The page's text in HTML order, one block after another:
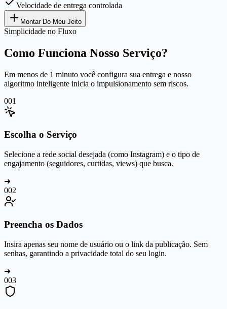
Velocidade de entrega controlada
Montar Do Meu Jeito
Simplicidade no Fluxo
Como Funciona Nosso Serviço?
Em menos de 1 minuto você configura sua entrega e nosso
algoritmo inteligente inicia o impulsionamento sem riscos.
001
Escolha o Serviço
Selecione a rede social desejada (como Instagram) e o tipo de
engajamento (seguidores, curtidas, views) que busca.
➜
002
Preencha os Dados
Insira apenas seu nome de usuário ou o link da publicação. Sem
senhas, garantindo a privacidade total do seu login.
➜
003